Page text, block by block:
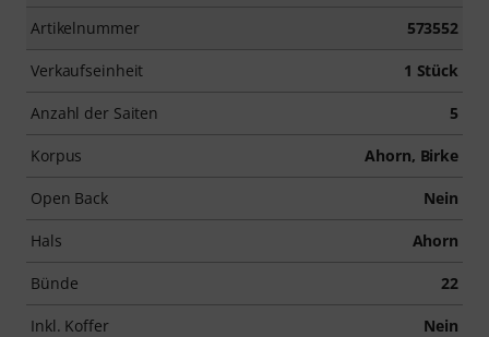
Artikelnummer 573552
Verkaufseinheit 1 Stück
Anzahl der Saiten 5
Korpus Ahorn, Birke
Open Back Nein
Hals Ahorn
Bünde 22
Inkl. Koffer Nein